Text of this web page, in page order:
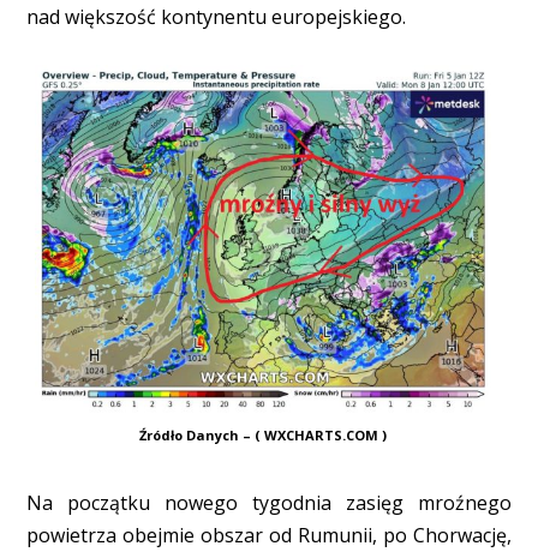
nad większość kontynentu europejskiego.
Źródło Danych – ( WXCHARTS.COM )
Na początku nowego tygodnia zasięg mroźnego
powietrza obejmie obszar od Rumunii, po Chorwację,